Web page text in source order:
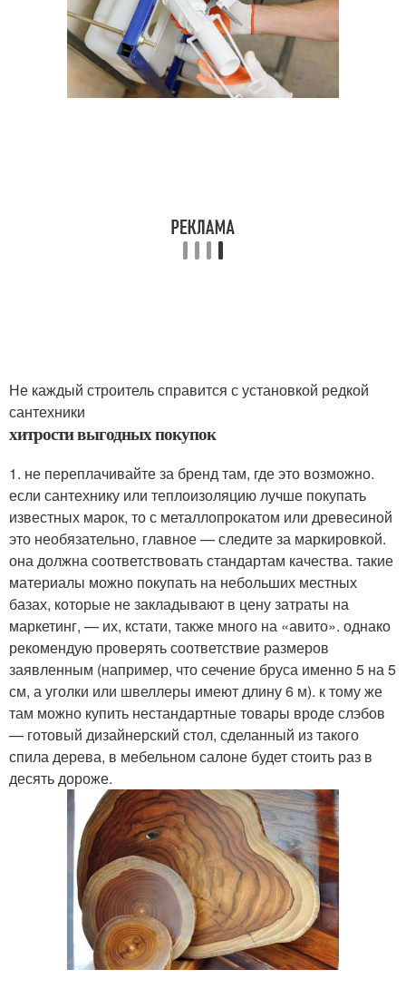
Не каждый строитель справится с установкой редкой
сантехники
хитрости выгодных покупок
1. не переплачивайте за бренд там, где это возможно.
если сантехнику или теплоизоляцию лучше покупать
известных марок, то с металлопрокатом или древесиной
это необязательно, главное — следите за маркировкой.
она должна соответствовать стандартам качества. такие
материалы можно покупать на небольших местных
базах, которые не закладывают в цену затраты на
маркетинг, — их, кстати, также много на «авито». однако
рекомендую проверять соответствие размеров
заявленным (например, что сечение бруса именно 5 на 5
см, а уголки или швеллеры имеют длину 6 м). к тому же
там можно купить нестандартные товары вроде слэбов
— готовый дизайнерский стол, сделанный из такого
спила дерева, в мебельном салоне будет стоить раз в
десять дороже.